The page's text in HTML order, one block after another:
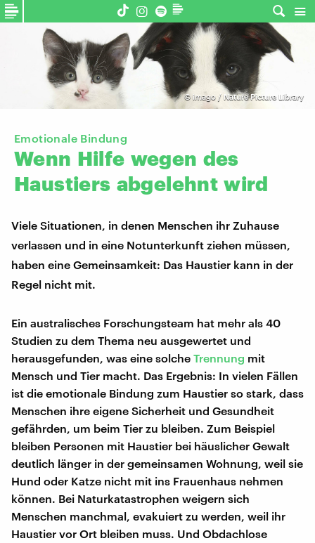
© imago / Nature Picture Library
Emotionale Bindung
Wenn Hilfe wegen des
Haustiers abgelehnt wird
Viele Situationen, in denen Menschen ihr Zuhause
verlassen und in eine Notunterkunft ziehen müssen,
haben eine Gemeinsamkeit: Das Haustier kann in der
Regel nicht mit.
Ein australisches Forschungsteam hat mehr als 40
Studien zu dem Thema neu ausgewertet und
herausgefunden, was eine solche Trennung mit
Mensch und Tier macht. Das Ergebnis: In vielen Fällen
ist die emotionale Bindung zum Haustier so stark, dass
Menschen ihre eigene Sicherheit und Gesundheit
gefährden, um beim Tier zu bleiben. Zum Beispiel
bleiben Personen mit Haustier bei häuslicher Gewalt
deutlich länger in der gemeinsamen Wohnung, weil sie
Hund oder Katze nicht mit ins Frauenhaus nehmen
können. Bei Naturkatastrophen weigern sich
Menschen manchmal, evakuiert zu werden, weil ihr
Haustier vor Ort bleiben muss. Und Obdachlose